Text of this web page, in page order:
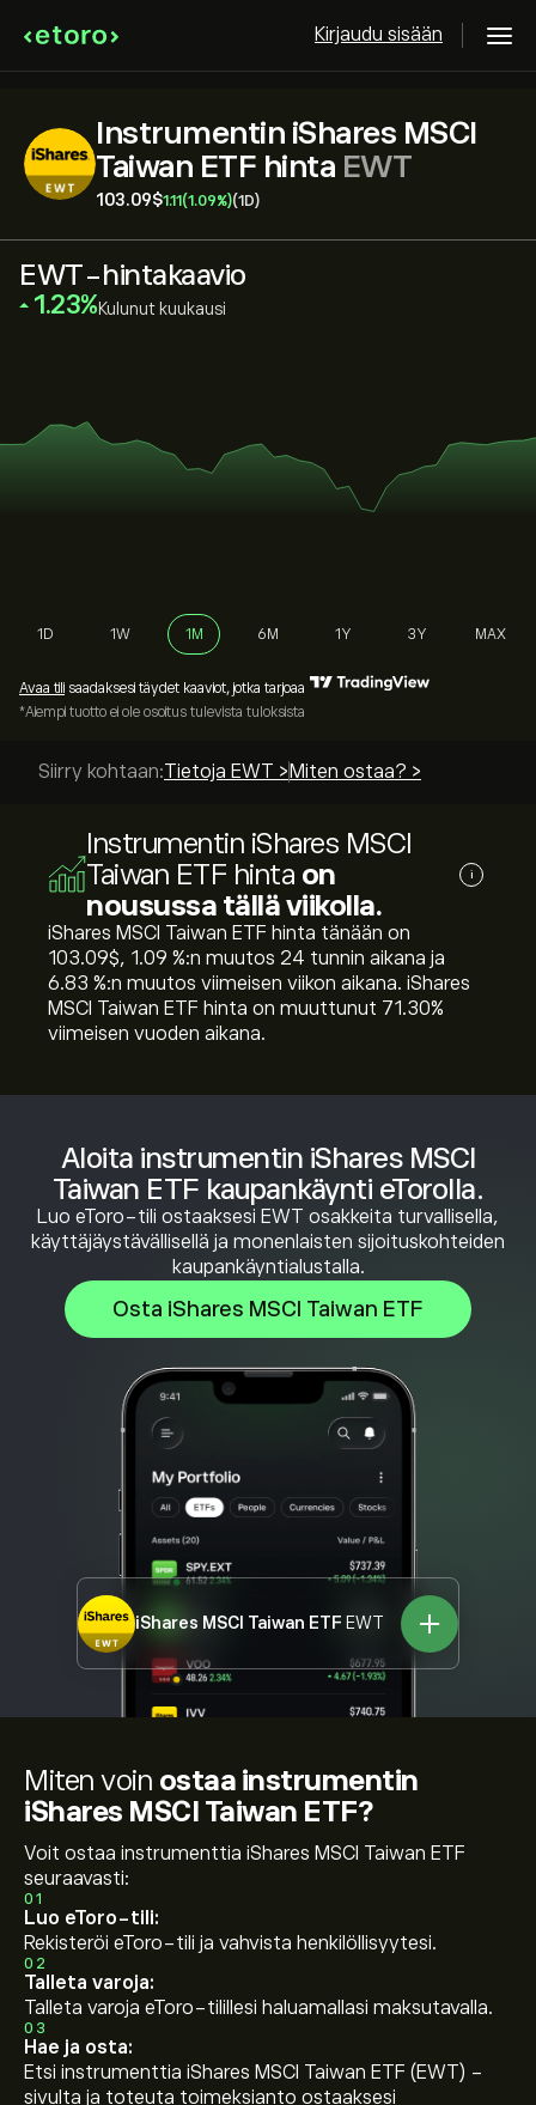
Kirjaudu sisään
Instrumentin iShares MSCI
Taiwan ETF hinta EWT
103.09‎$‎1.11 (1.09%)(1D)
Aloita instrumentin iShares MSCI
Taiwan ETF kaupankäynti eTorolla.
Luo eToro-tili ostaaksesi EWT osakkeita turvallisella,
käyttäjäystävällisellä ja monenlaisten sijoituskohteiden
kaupankäyntialustalla.
Osta iShares MSCI Taiwan ETF
iShares MSCI Taiwan ETF EWT
EWT-hintakaavio
‎1.23‎ Kulunut kuukausi
1D 1W 1M 6M 1Y 3Y MAX
Avaa tili saadaksesi täydet kaaviot, jotka tarjoaa
*Aiempi tuotto ei ole osoitus tulevista tuloksista
Siirry kohtaan:Tietoja EWT > Miten ostaa? >
Instrumentin iShares MSCI
Taiwan ETF hinta on
nousussa tällä viikolla.
i
iShares MSCI Taiwan ETF hinta tänään on
103.09‎$‎, ‎1.09‎ %:n muutos 24 tunnin aikana ja
‎6.83‎ %:n muutos viimeisen viikon aikana. iShares
MSCI Taiwan ETF hinta on muuttunut ‎71.30‎%
viimeisen vuoden aikana.
Miten voin ostaa instrumentin
iShares MSCI Taiwan ETF?
Voit ostaa instrumenttia iShares MSCI Taiwan ETF
seuraavasti:
01
Luo eToro-tili:
Rekisteröi eToro-tili ja vahvista henkilöllisyytesi.
02
Talleta varoja:
Talleta varoja eToro-tilillesi haluamallasi maksutavalla.
03
Hae ja osta:
Etsi instrumenttia iShares MSCI Taiwan ETF (EWT) -
sivulta ja toteuta toimeksianto ostaaksesi